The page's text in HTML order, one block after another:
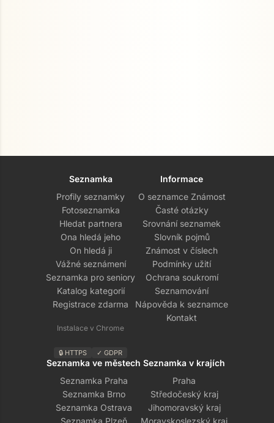
Seznamka
Profily seznamky
Fotoseznamka
Hledat partnera
Ona hledá jeho
On hledá ji
Vážné seznámení
Seznamka pro seniory
Katalog kategorií
Registrace zdarma
Instalace v Chrome
🔒 HTTPS ✓ GDPR
Informace
O seznamce Známost
Časté otázky
Srovnání seznamek
Slovník pojmů
Známost v číslech
Podmínky užití
Ochrana soukromí
Seznamování
Nápověda k seznamce
Kontakt
Seznamka ve městech
Seznamka Praha
Seznamka Brno
Seznamka Ostrava
Seznamka Plzeň
Seznamka v krajích
Praha
Středočeský kraj
Jihomoravský kraj
Moravskoslezský kraj